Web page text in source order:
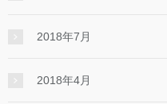
2018年7月
2018年4月